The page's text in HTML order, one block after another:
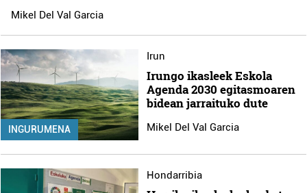
Mikel Del Val Garcia
INGURUMENA
Irun
Irungo ikasleek Eskola
Agenda 2030 egitasmoaren
bidean jarraituko dute
Mikel Del Val Garcia
Hondarribia